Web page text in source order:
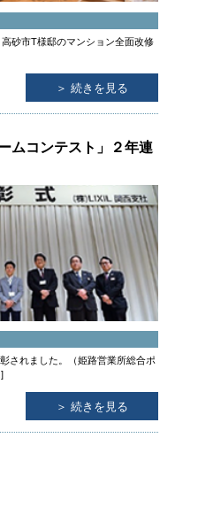
砂市T様邸のマンション全面改修
＞ 続きを見る
ムコンテスト」２年連
されました。（姫路営業所総合ポ
＞ 続きを見る